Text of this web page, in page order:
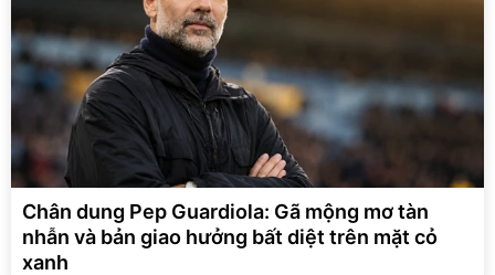
Chân dung Pep Guardiola: Gã mộng mơ tàn
nhẫn và bản giao hưởng bất diệt trên mặt cỏ
xanh